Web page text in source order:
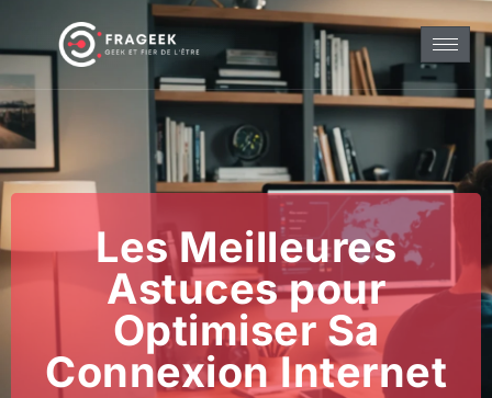
Les Meilleures
Astuces pour
Optimiser Sa
Connexion Internet